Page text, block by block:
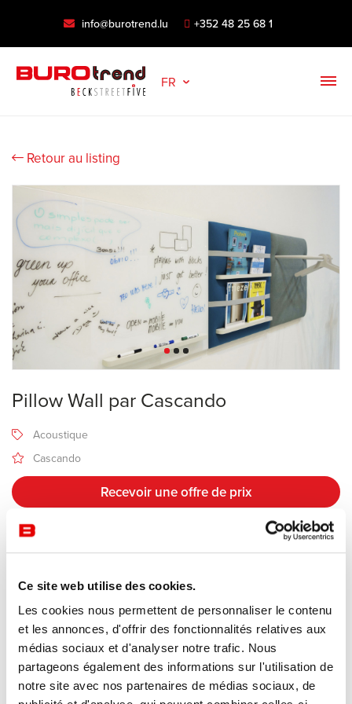
Ce site web utilise des cookies.
Les cookies nous permettent de personnaliser le contenu
et les annonces, d'offrir des fonctionnalités relatives aux
médias sociaux et d'analyser notre trafic. Nous
partageons également des informations sur l'utilisation de
notre site avec nos partenaires de médias sociaux, de
info@burotrend.lu +352 48 25 68 1
FR
Retour au listing
Pillow Wall par Cascando
Acoustique
Cascando
Recevoir une offre de prix
Description
Fabricant Cascando
Design Robert Bronnwasser
Les murs peuvent être transformés en centre d’information
dynamique. Magazines, brochures, cartes ou objets personnels